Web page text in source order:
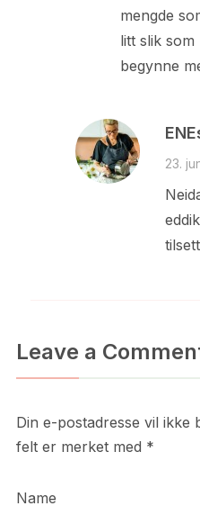
mengde
litt slik
begynne
23.
Leave a
Din e-postadresse vil ikke
felt er merket med *
Name